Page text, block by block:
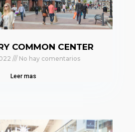
COMMON CENTER
No hay comentarios
Leer mas